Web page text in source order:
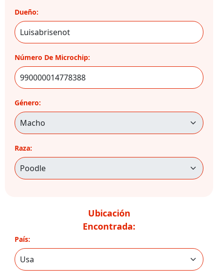
Dueño:
Número De Microchip:
Género:
Raza:
Ubicación
Encontrada:
País: